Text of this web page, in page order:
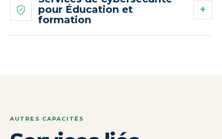
pour Éducation et
formation
AUTRES CAPACITÉS